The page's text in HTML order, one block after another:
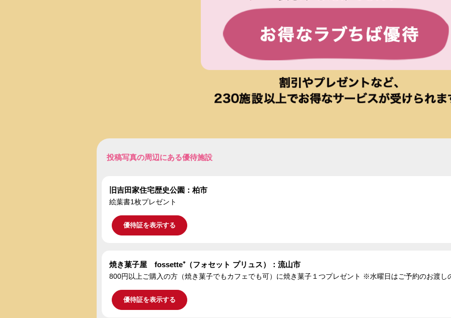
投稿写真の周辺にある優待施設
旧吉田家住宅歴史公園：柏市
絵葉書1枚プレゼント
優待証を表示する
焼き菓子屋 fossette⁺（フォセット プリュス）：流山市
800円以上ご購入の方（焼き菓子でもカフェでも可）に焼き菓子１つプレゼント ※水曜日はご予約のお渡し
優待証を表示する